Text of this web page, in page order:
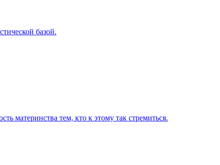
базой.
материнства тем, кто к этому так стремиться.